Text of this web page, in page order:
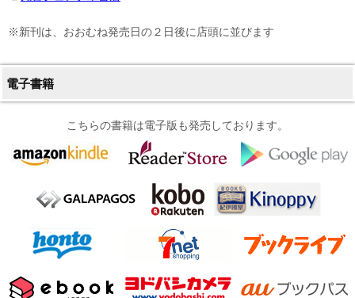
※新刊は、おおむね発売日の２日後に店頭に並びます
電子書籍
こちらの書籍は電子版も発売しております。